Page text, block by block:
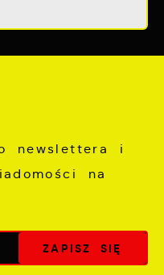
newslettera i
na